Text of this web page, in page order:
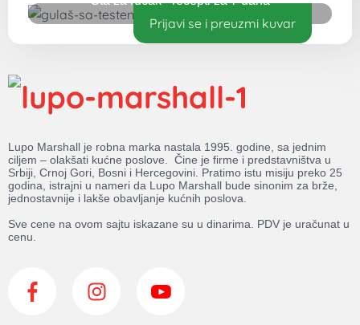
Prijavi se i preuzmi kuvar
Lupo Marshall je robna marka nastala 1995. godine, sa jednim
ciljem – olakšati kućne poslove. Čine je firme i predstavništva u
Srbiji, Crnoj Gori, Bosni i Hercegovini. Pratimo istu misiju preko 25
godina, istrajni u nameri da Lupo Marshall bude sinonim za brže,
jednostavnije i lakše obavljanje kućnih poslova.
Sve cene na ovom sajtu iskazane su u dinarima. PDV je uračunat u
cenu.